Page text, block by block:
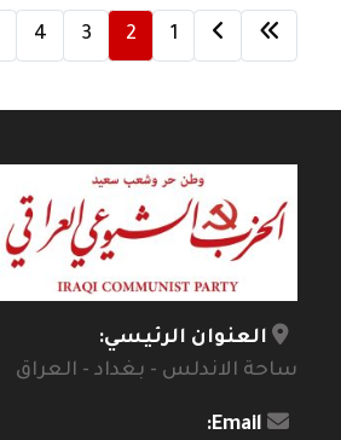
1
2
3
4
العنوان الرئيسي:
ساحة الاندلس - بغداد - العراق
Email: